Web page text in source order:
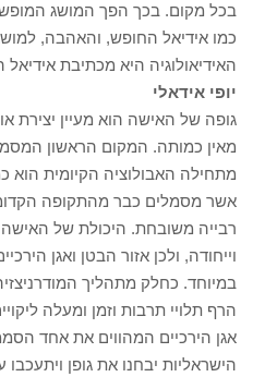
בכל מקום. בכך הפך המושג
כמו אידיאל החופש, והאהבה,
האידיאולוגיה היא מכתיבת
יופי אידאלי
גופה של האישה הוא מעיין יצירת
מאין כמותה. המקום הראשון
מתחילה האבולוציה הקיומית הוא
אשר מסמלים כבר מהתקופה
רבייה משובחת. היכולת של
וייחודה, ולכן אזור הבטן ואגן
במיוחד. כחלק מתהליך
הרף תלויי תרבות וזמן ומעלה
אגן הירכיים המהווים את אחד
הישראליות יבחנו את גופן